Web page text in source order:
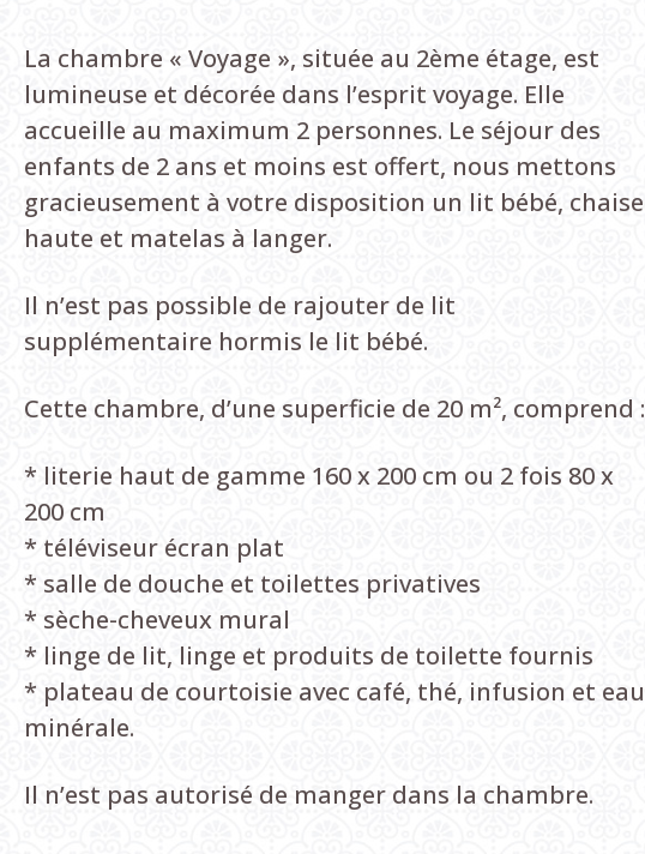
La chambre « Voyage », située au 2ème étage, est
lumineuse et décorée dans l’esprit voyage. Elle
accueille au maximum 2 personnes. Le séjour des
enfants de 2 ans et moins est offert, nous mettons
gracieusement à votre disposition un lit bébé, chaise
haute et matelas à langer.
Il n’est pas possible de rajouter de lit
supplémentaire hormis le lit bébé.
Cette chambre, d’une superficie de 20 m², comprend :
* literie haut de gamme 160 x 200 cm ou 2 fois 80 x
200 cm
* téléviseur écran plat
* salle de douche et toilettes privatives
* sèche-cheveux mural
* linge de lit, linge et produits de toilette fournis
* plateau de courtoisie avec café, thé, infusion et eau
minérale.
Il n’est pas autorisé de manger dans la chambre.